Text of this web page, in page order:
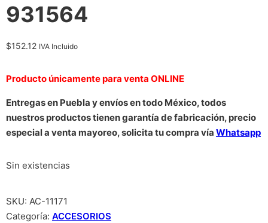
931564
$152.12 IVA Incluido
Producto únicamente para venta ONLINE
Entregas en Puebla y envíos en todo México, todos
nuestros productos tienen garantía de fabricación, precio
especial a venta mayoreo, solicita tu compra vía Whatsapp
Sin existencias
SKU: AC-11171
Categoría: ACCESORIOS